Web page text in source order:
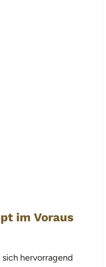
im Voraus
hervorragend